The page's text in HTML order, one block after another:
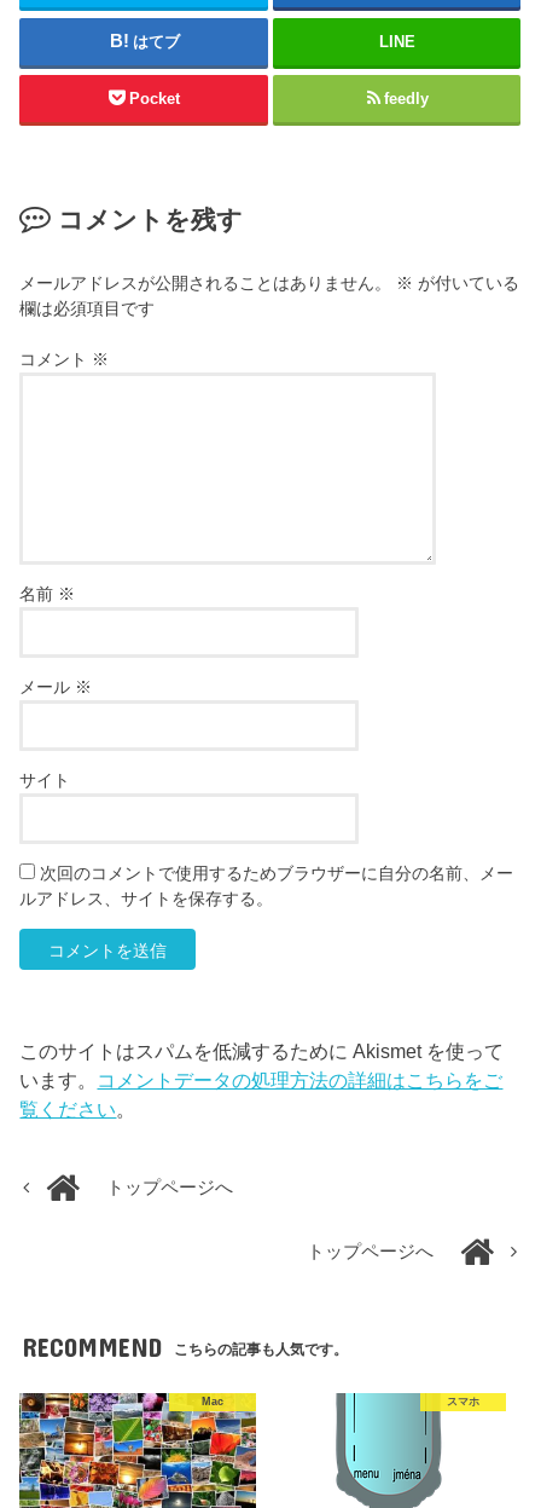
はてブ LINE
Pocket feedly
コメントを残す
メールアドレスが公開されることはありません。 ※ が付いている
欄は必須項目です
コメント ※
名前 ※
メール ※
サイト
次回のコメントで使用するためブラウザーに自分の名前、メー
ルアドレス、サイトを保存する。
このサイトはスパムを低減するために Akismet を使って
います。 コメントデータの処理方法の詳細はこちらをご
覧ください。
トップページへ
トップページへ
RECOMMEND こちらの記事も人気です。
Mac スマホ